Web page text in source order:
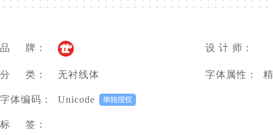
品 牌： 设 计 师：
分 类： 无衬线体 字体属性：
字体编码： Unicode
标 签：